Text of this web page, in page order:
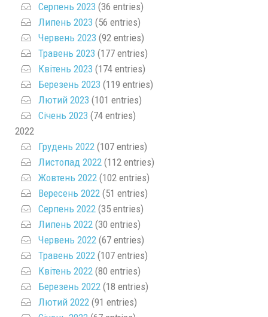
Серпень 2023 (36 entries)
Липень 2023 (56 entries)
Червень 2023 (92 entries)
Травень 2023 (177 entries)
Квітень 2023 (174 entries)
Березень 2023 (119 entries)
Лютий 2023 (101 entries)
Січень 2023 (74 entries)
2022
Грудень 2022 (107 entries)
Листопад 2022 (112 entries)
Жовтень 2022 (102 entries)
Вересень 2022 (51 entries)
Серпень 2022 (35 entries)
Липень 2022 (30 entries)
Червень 2022 (67 entries)
Травень 2022 (107 entries)
Квітень 2022 (80 entries)
Березень 2022 (18 entries)
Лютий 2022 (91 entries)